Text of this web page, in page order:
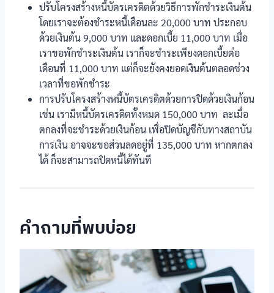
ปรับโครงสร้างหนี้บัตรเครดิตด้วยวิธีการพักชำระเงินต้น
โดยเราจะต้องชำระหนี้เดือนละ 20,000 บาท ประกอบ
ด้วยเงินต้น 9,000 บาท และดอกเบี้ย 11,000 บาท เมื่อ
เราขอพักชำระเงินต้น เราก็จะชำระเพียงดอกเบี้ยต่อ
เดือนที่ 11,000 บาท แต่ก็จะยังคงยอดเงินต้นตลอดช่วง
เวลาที่ขอพักชำระ
การปรับโครงสร้างหนี้บัตรเครดิตด้วยการปิดด้วยเงินก้อน
เช่น เรามีหนี้บัตรเครดิตทั้งหมด 150,000 บาท ละเมื่อ
ตกลงที่จะชำระด้วยเงินก้อน เพื่อปิดบัญชีกับทางสถาบัน
การเงิน อาจจะขอส่วนลดอยู่ที่ 135,000 บาท หากตกลง
ได้ ก็จะสามารถปิดหนี้ได้ทันที
คำถามที่พบบ่อย